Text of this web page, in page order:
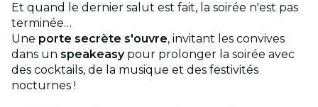
Et quand le dernier salut est fait, la soirée n'est pas
terminée…
Une porte secrète s'ouvre, invitant les convives
dans un speakeasypour prolonger la soirée avec
des cocktails, de la musique et des festivités
nocturnes !